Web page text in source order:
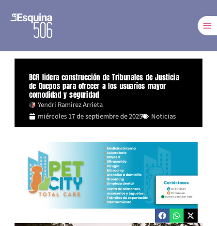
BCR lidera construcción de Tribunales de Justicia
de Quepos para ofrecer a los usuarios mayor
comodidad y seguridad
Yendri Ramìrez Arrieta
miércoles 17 de septiembre de 2025
Noticias